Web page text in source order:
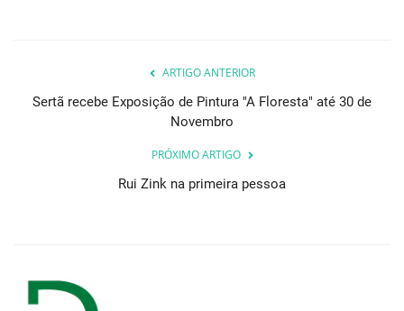
ARTIGO ANTERIOR
Sertã recebe Exposição de Pintura "A Floresta" até 30 de
Novembro
PRÓXIMO ARTIGO
Rui Zink na primeira pessoa